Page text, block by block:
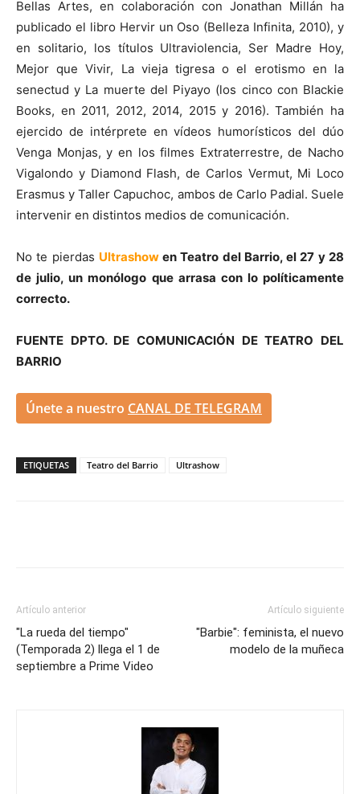
Bellas Artes, en colaboración con Jonathan Millán ha
publicado el libro Hervir un Oso (Belleza Infinita, 2010), y
en solitario, los títulos Ultraviolencia, Ser Madre Hoy,
Mejor que Vivir, La vieja tigresa o el erotismo en la
senectud y La muerte del Piyayo (los cinco con Blackie
Books, en 2011, 2012, 2014, 2015 y 2016). También ha
ejercido de intérprete en vídeos humorísticos del dúo
Venga Monjas, y en los filmes Extraterrestre, de Nacho
Vigalondo y Diamond Flash, de Carlos Vermut, Mi Loco
Erasmus y Taller Capuchoc, ambos de Carlo Padial. Suele
intervenir en distintos medios de comunicación.
No te pierdas Ultrashowen Teatro del Barrio, el 27 y 28
de julio, un monólogo que arrasa con lo políticamente
correcto.
FUENTE DPTO. DE COMUNICACIÓN DE TEATRO DEL
BARRIO
Únete a nuestro CANAL DE TELEGRAM
ETIQUETAS Teatro del Barrio Ultrashow
Artículo anterior
"La rueda del tiempo"
(Temporada 2) llega el 1 de
septiembre a Prime Video
Artículo siguiente
"Barbie": feminista, el nuevo
modelo de la muñeca